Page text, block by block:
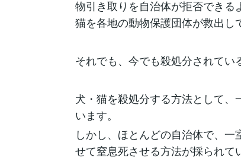
物引き取りを自治体が拒否できる
猫を各地の動物保護団体が救出し
それでも、今でも殺処分されてい
犬・猫を殺処分する方法として
います。
しかし、ほとんどの自治体で、
せて窒息死させる方法が採られて